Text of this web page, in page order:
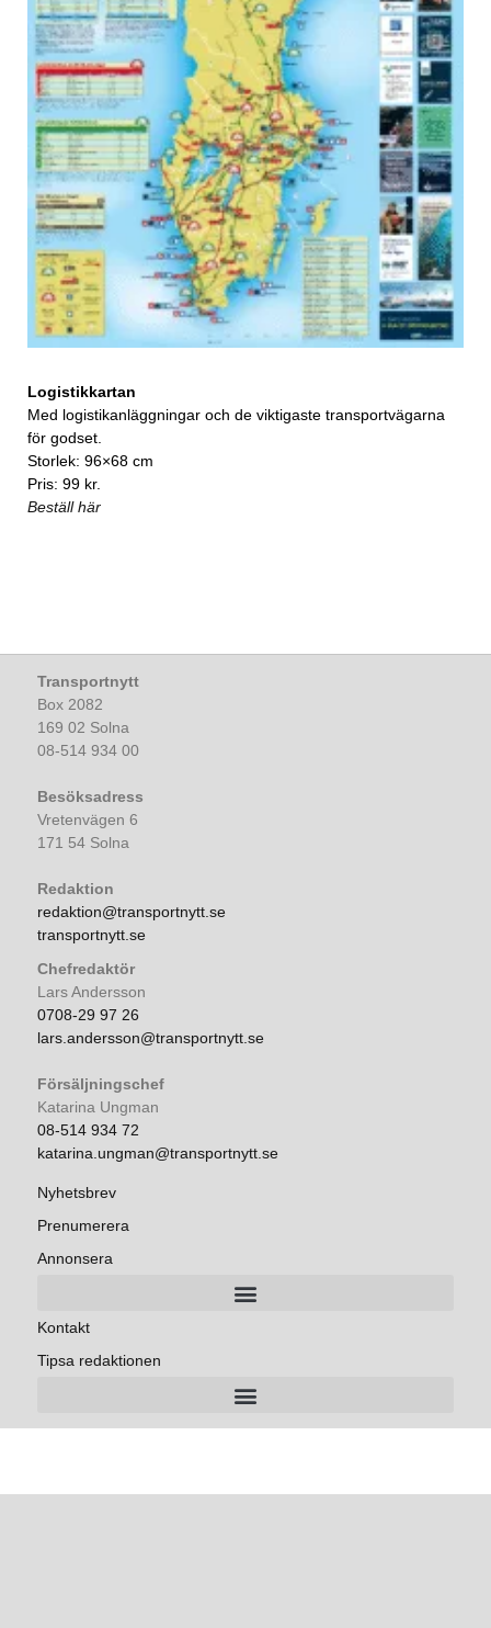
Logistikkartan
Med logistikanläggningar och de viktigaste transportvägarna
för godset.
Storlek: 96×68 cm
Pris: 99 kr.
Beställ här
Transportnytt
Box 2082
169 02 Solna
08-514 934 00
Besöksadress
Vretenvägen 6
171 54 Solna
Redaktion
redaktion@transportnytt.se
transportnytt.se
Chefredaktör
Lars Andersson
0708-29 97 26
lars.andersson@transportnytt.se
Försäljningschef
Katarina Ungman
08-514 934 72
katarina.ungman@transportnytt.se
Nyhetsbrev
Prenumerera
Annonsera
Kontakt
Tipsa redaktionen